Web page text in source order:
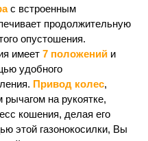
с встроенным
продолжительную
опустошения.
имеет 7 положений и
удобного
Привод колес,
на рукоятке,
кошения, делая его
этой газонокосилки, Вы